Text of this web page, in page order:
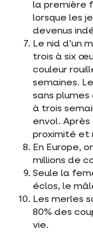
la première
lorsque les
devenus
Le nid d’un
trois à six
couleur
semaines.
sans
à trois
envol.
proximité et
En Europe,
millions de
Seule la
éclos, le
Les merles
80% des
vie.